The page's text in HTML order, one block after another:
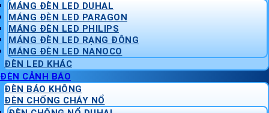
MÁNG ĐÈN LED DUHAL
MÁNG ĐÈN LED PARAGON
MÁNG ĐÈN LED PHILIPS
MÁNG ĐÈN LED RẠNG ĐÔNG
MÁNG ĐÈN LED NANOCO
ĐÈN LED KHÁC
ĐÈN CẢNH BÁO
ĐÈN BÁO KHÔNG
ĐÈN CHỐNG CHÁY NỔ